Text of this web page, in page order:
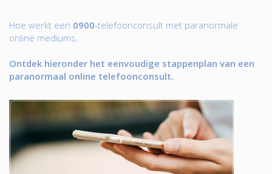
Hoe werkt een 0900-telefoonconsult met paranormale
online mediums.
Ontdek hieronder het eenvoudige stappenplan van een
paranormaal online telefoonconsult.